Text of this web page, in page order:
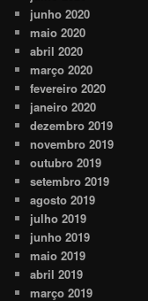
junho 2020
maio 2020
abril 2020
março 2020
fevereiro 2020
janeiro 2020
dezembro 2019
novembro 2019
outubro 2019
setembro 2019
agosto 2019
julho 2019
junho 2019
maio 2019
abril 2019
março 2019